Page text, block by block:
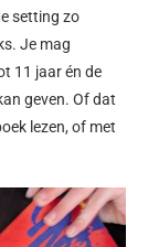
setting zo
Je mag
11 jaar én de
geven. Of dat
lezen, of met